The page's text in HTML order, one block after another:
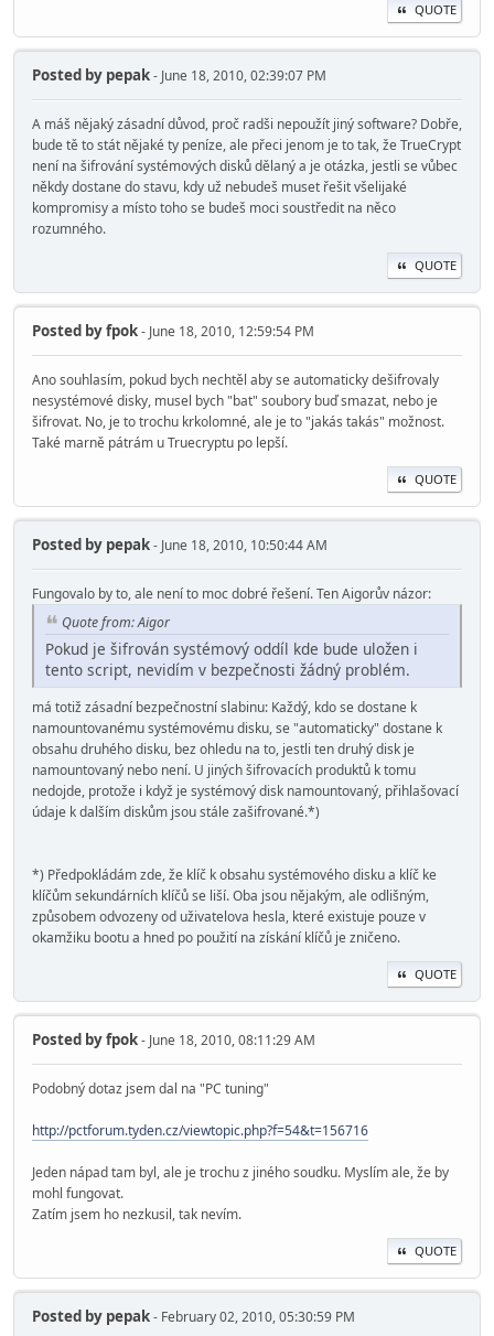
QUOTE
Posted by pepak- June 18, 2010, 02:39:07 PM
A máš nějaký zásadní důvod, proč radši nepoužít jiný software? Dobře,
bude tě to stát nějaké ty peníze, ale přeci jenom je to tak, že TrueCrypt
není na šifrování systémových disků dělaný a je otázka, jestli se vůbec
někdy dostane do stavu, kdy už nebudeš muset řešit všelijaké
kompromisy a místo toho se budeš moci soustředit na něco
rozumného.
QUOTE
Posted byfpok- June 18, 2010, 12:59:54 PM
Ano souhlasím, pokud bych nechtěl aby se automaticky dešifrovaly
nesystémové disky, musel bych "bat" soubory buď smazat, nebo je
šifrovat. No, je to trochu krkolomné, ale je to "jakás takás" možnost.
Také marně pátrám u Truecryptu po lepší.
QUOTE
Posted by pepak- June 18, 2010, 10:50:44 AM
Fungovalo by to, ale není to moc dobré řešení. Ten Aigorův názor:
Quote from: Aigor
Pokud je šifrován systémový oddíl kde bude uložen i
tento script, nevidím v bezpečnosti žádný problém.
má totiž zásadní bezpečnostní slabinu: Každý, kdo se dostane k
namountovanému systémovému disku, se "automaticky" dostane k
obsahu druhého disku, bez ohledu na to, jestli ten druhý disk je
namountovaný nebo není. U jiných šifrovacích produktů k tomu
nedojde, protože i když je systémový disk namountovaný, přihlašovací
údaje k dalším diskům jsou stále zašifrované.*)
*) Předpokládám zde, že klíč k obsahu systémového disku a klíč ke
klíčům sekundárních klíčů se liší. Oba jsou nějakým, ale odlišným,
způsobem odvozeny od uživatelova hesla, které existuje pouze v
okamžiku bootu a hned po použití na získání klíčů je zničeno.
QUOTE
Posted byfpok- June 18, 2010, 08:11:29 AM
Podobný dotaz jsem dal na "PC tuning"
http://pctforum.tyden.cz/viewtopic.php?f=54&t=156716
Jeden nápad tam byl, ale je trochu z jiného soudku. Myslím ale, že by
mohl fungovat.
Zatím jsem ho nezkusil, tak nevím.
QUOTE
Posted by pepak- February 02, 2010, 05:30:59 PM